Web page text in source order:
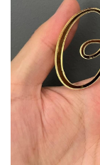
Toppere Craciun
Suporturi si
Rame foto /
Familie
Rame/trofee
Indragostiti
Cadouri pentru